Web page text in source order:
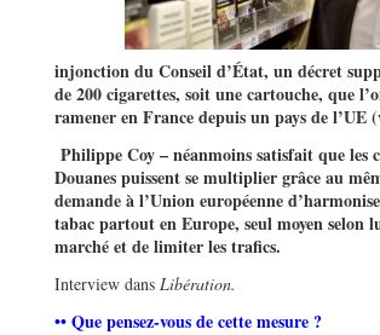
injonction du Conseil d’État, un décret
de 200 cigarettes, soit une cartouche, que l’
ramener en France depuis un pays de l’UE
Philippe Coy – néanmoins satisfait que les
Douanes puissent se multiplier grâce au
demande à l’Union européenne d’
tabac partout en Europe, seul moyen selon
marché et de limiter les trafics.
Interview dans Libération.
•• Que pensez-vous de cette mesure ?